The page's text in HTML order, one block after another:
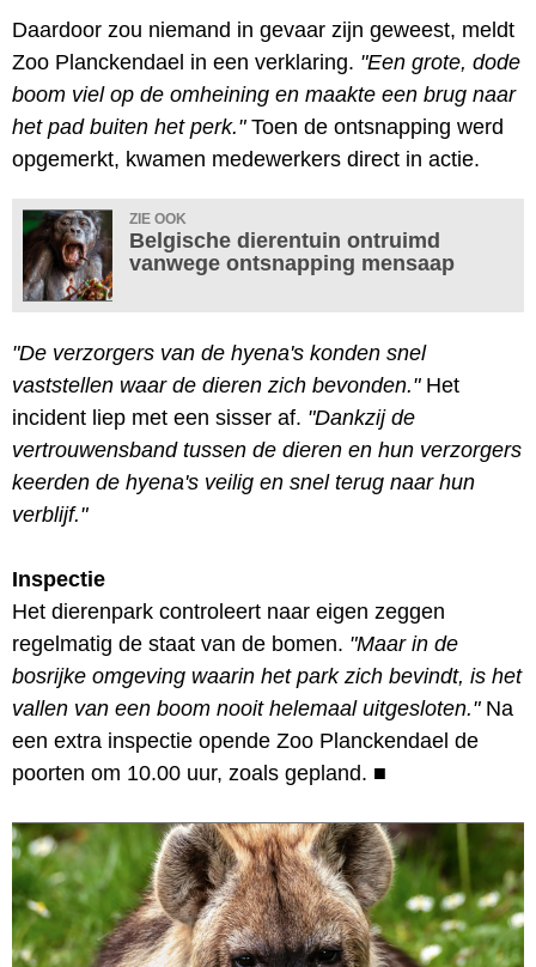
Daardoor zou niemand in gevaar zijn geweest, meldt
Zoo Planckendael in een verklaring. "Een grote, dode
boom viel op de omheining en maakte een brug naar
het pad buiten het perk."Toen de ontsnapping werd
opgemerkt, kwamen medewerkers direct in actie.
ZIE OOK
Belgische dierentuin ontruimd
vanwege ontsnapping mensaap
"De verzorgers van de hyena's konden snel
vaststellen waar de dieren zich bevonden."Het
incident liep met een sisser af. "Dankzij de
vertrouwensband tussen de dieren en hun verzorgers
keerden de hyena's veilig en snel terug naar hun
verblijf."
Inspectie
Het dierenpark controleert naar eigen zeggen
regelmatig de staat van de bomen. "Maar in de
bosrijke omgeving waarin het park zich bevindt, is het
vallen van een boom nooit helemaal uitgesloten."Na
een extra inspectie opende Zoo Planckendael de
poorten om 10.00 uur, zoals gepland. ■